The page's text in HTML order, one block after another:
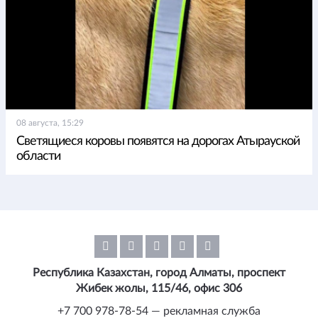
08 августа, 15:29
Светящиеся коровы появятся на дорогах Атырауской
области
Республика Казахстан, город Алматы, проспект
Жибек жолы, 115/46, офис 306
+7 700 978-78-54 — рекламная служба